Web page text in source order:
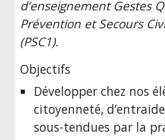
d’enseignement Gestes
Prévention et Secours
(PSC1).
Objectifs
Développer chez nos
citoyenneté,
sous-tendues par la